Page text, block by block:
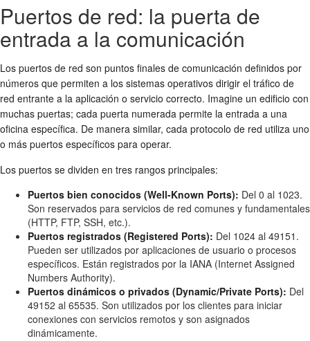
Puertos de red: la puerta de
entrada a la comunicación
Los puertos de red son puntos finales de comunicación definidos por
números que permiten a los sistemas operativos dirigir el tráfico de
red entrante a la aplicación o servicio correcto. Imagine un edificio con
muchas puertas; cada puerta numerada permite la entrada a una
oficina específica. De manera similar, cada protocolo de red utiliza uno
o más puertos específicos para operar.
Los puertos se dividen en tres rangos principales:
Puertos bien conocidos (Well-Known Ports): Del 0 al 1023.
Son reservados para servicios de red comunes y fundamentales
(HTTP, FTP, SSH, etc.).
Puertos registrados (Registered Ports): Del 1024 al 49151.
Pueden ser utilizados por aplicaciones de usuario o procesos
específicos. Están registrados por la IANA (Internet Assigned
Numbers Authority).
Puertos dinámicos o privados (Dynamic/Private Ports): Del
49152 al 65535. Son utilizados por los clientes para iniciar
conexiones con servicios remotos y son asignados
dinámicamente.